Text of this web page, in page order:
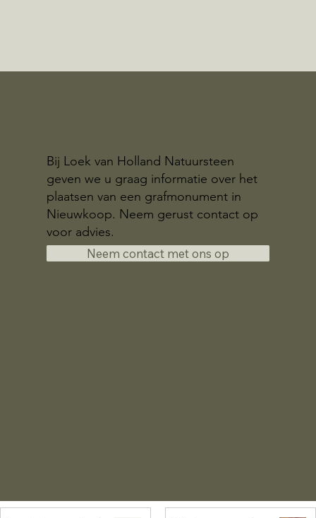
Bij Loek van Holland Natuursteen
geven we u graag informatie over het
plaatsen van een grafmonument in
Nieuwkoop. Neem gerust contact op
voor advies.
Neem contact met ons op